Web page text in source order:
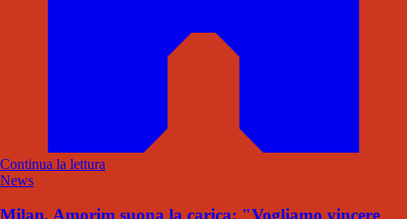
Continua la lettura
News
Milan, Amorim suona la carica: "Vogliamo vincere